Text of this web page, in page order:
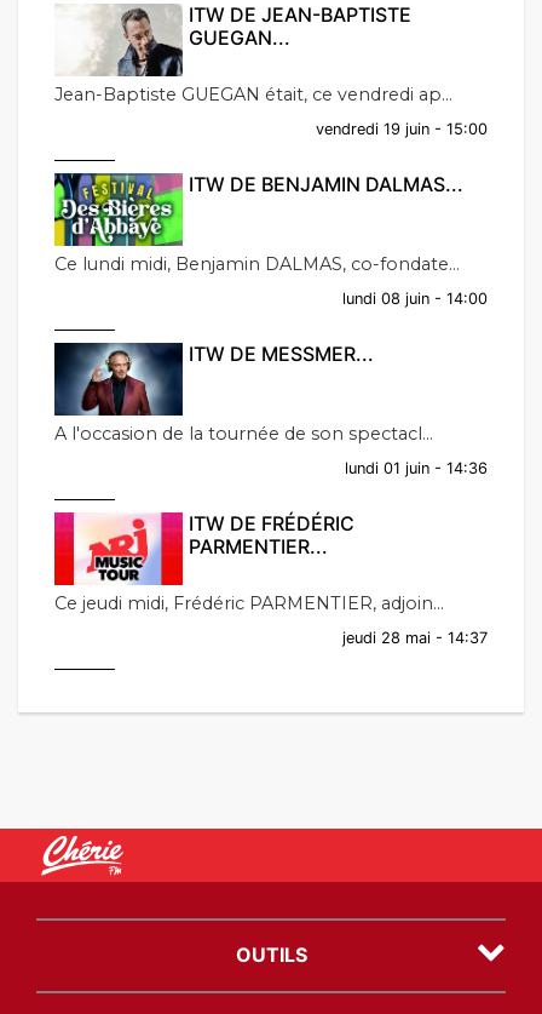
ITW DE JEAN-BAPTISTE
GUEGAN...
Jean-Baptiste GUEGAN était, ce vendredi ap...
vendredi 19 juin - 15:00
ITW DE BENJAMIN DALMAS...
Ce lundi midi, Benjamin DALMAS, co-fondate...
lundi 08 juin - 14:00
ITW DE MESSMER...
A l'occasion de la tournée de son spectacl...
lundi 01 juin - 14:36
ITW DE FRÉDÉRIC
PARMENTIER...
Ce jeudi midi, Frédéric PARMENTIER, adjoin...
jeudi 28 mai - 14:37
OUTILS